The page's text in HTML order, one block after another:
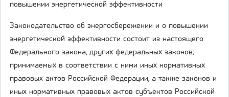
повышении энергетической эффективности
Законодательство об энергосбережении и о повышении
энергетической эффективности состоит из настоящего
Федерального закона, других федеральных законов,
принимаемых в соответствии с ними иных нормативных
правовых актов Российской Федерации, а также законов и
иных нормативных правовых актов субъектов Российской